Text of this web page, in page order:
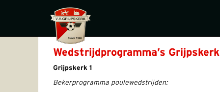
Wedstrijdprogramma’s
Grijpskerk 1
Bekerprogramma poulewedstrijden: